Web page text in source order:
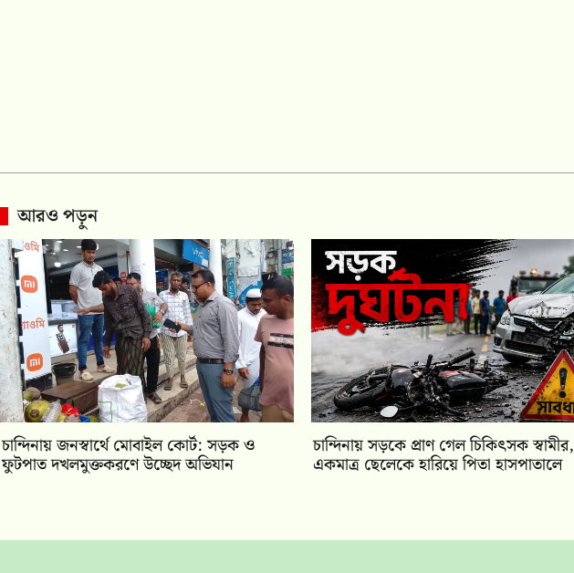
আরও পড়ুন
চান্দিনায় জনস্বার্থে মোবাইল কোর্ট: সড়ক ও
ফুটপাত দখলমুক্তকরণে উচ্ছেদ অভিযান
চান্দিনায় সড়কে প্রাণ গেল চিকিৎসক স্বামীর,
একমাত্র ছেলেকে হারিয়ে পিতা হাসপাতালে